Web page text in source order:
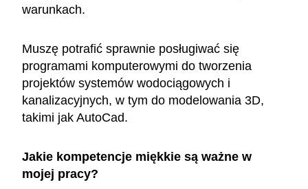
warunkach.
Muszę potrafić sprawnie posługiwać się
programami komputerowymi do tworzenia
projektów systemów wodociągowych i
kanalizacyjnych, w tym do modelowania 3D,
takimi jak AutoCad.
Jakie kompetencje miękkie są ważne w
mojej pracy?